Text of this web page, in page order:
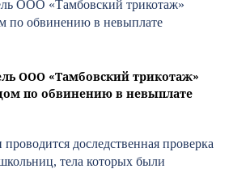
ООО «Тамбовский трикотаж»
по обвинению в невыплате